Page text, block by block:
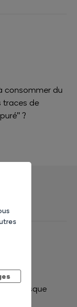
consommer du
traces de
?
puisque